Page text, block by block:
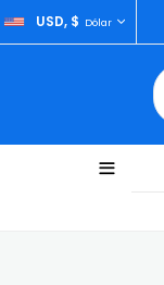
USD, $ Dólar